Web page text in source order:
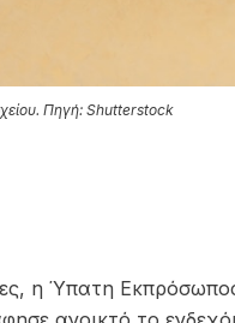
Πηγή: Shutterstock
η Ύπατη